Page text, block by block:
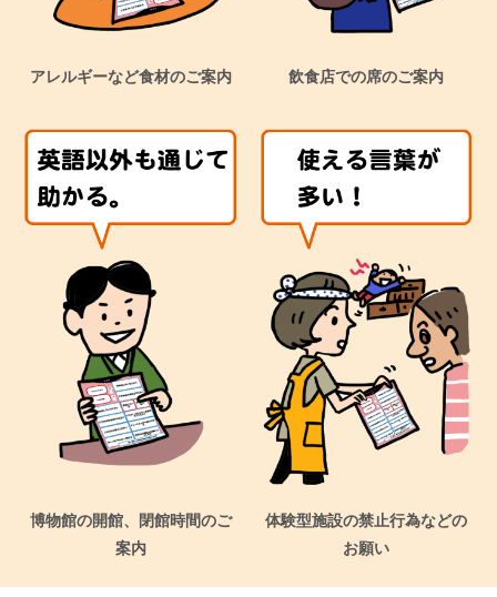
アレルギーなど食材のご案内 飲食店での席のご案内
博物館の開館、閉館時間のご
案内
体験型施設の禁止行為などの
お願い